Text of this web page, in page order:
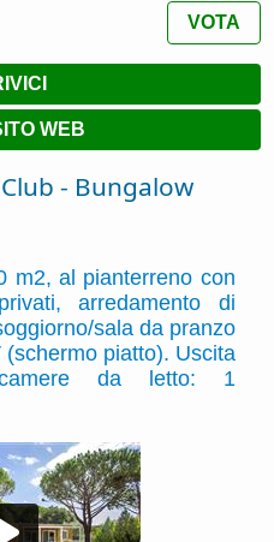
VOTA
WEB
- Bungalow
m2, al pianterreno con
arredamento di
sala da pranzo
piatto). Uscita
da letto: 1